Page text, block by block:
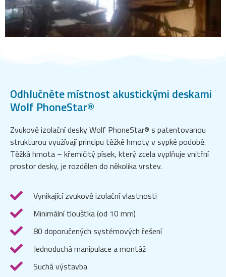
Odhlučněte místnost akustickými deskami
Wolf PhoneStar®
Zvukově izolační desky Wolf PhoneStar® s patentovanou
strukturou využívají principu těžké hmoty v sypké podobě.
Těžká hmota – křemičitý písek, který zcela vyplňuje vnitřní
prostor desky, je rozdělen do několika vrstev.
Vynikající zvukově izolační vlastnosti
Minimální tloušťka (od 10 mm)
80 doporučených systémových řešení
Jednoduchá manipulace a montáž
Suchá výstavba